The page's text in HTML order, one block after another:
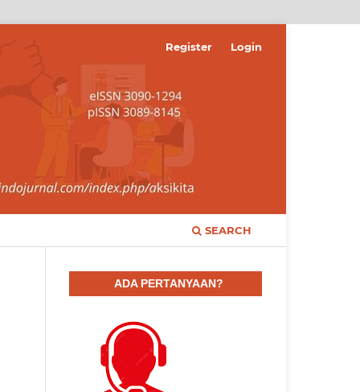
SEARCH
Register Login
ADA PERTANYAAN?